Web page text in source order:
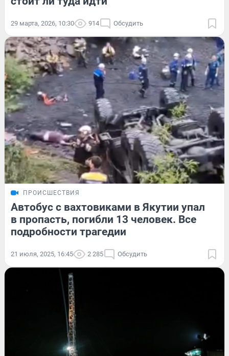
29 марта, 2026, 10:30 914 Обсудить
ПРОИСШЕСТВИЯ
Автобус с вахтовиками в Якутии упал
в пропасть, погибли 13 человек. Все
подробности трагедии
21 июля, 2025, 16:45 2 285 Обсудить